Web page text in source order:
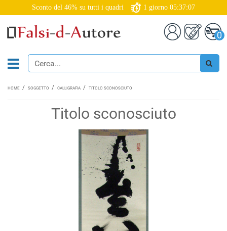
Sconto del 46% su tutti i quadri 1 giorno 05:37:06
0
HOME SOGGETTO CALLIGRAFIA TITOLO SCONOSCIUTO
Titolo sconosciuto